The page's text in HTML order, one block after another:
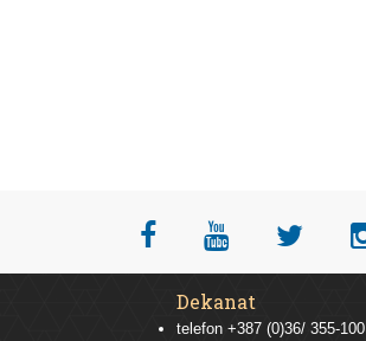
Dekanat
telefon +387 (0)36/ 355-100